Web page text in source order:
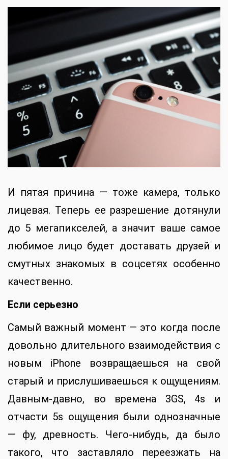
И пятая причина — тоже камера, только
лицевая. Теперь ее разрешение дотянули
до 5 мегапикселей, а значит ваше самое
любимое лицо будет доставать друзей и
смутных знакомых в соцсетях особенно
качественно.
Если серьезно
Самый важный момент — это когда после
довольно длительного взаимодействия с
новым iPhone возвращаешься на свой
старый и прислушиваешься к ощущениям.
Давным-давно, во времена 3GS, 4s и
отчасти 5s ощущения были однозначные
— фу, древность. Чего-нибудь, да было
такого, что заставляло переезжать на